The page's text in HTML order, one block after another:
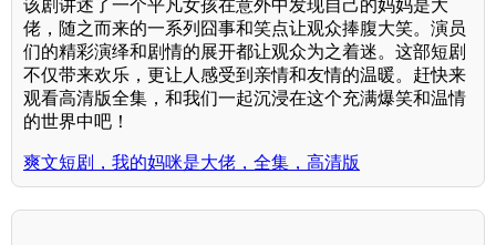
该剧讲述了一个平凡女孩在意外中发现自己的妈妈是大
佬，随之而来的一系列囧事和笑点让观众捧腹大笑。演员
们的精彩演绎和剧情的展开都让观众为之着迷。这部短剧
不仅带来欢乐，更让人感受到亲情和友情的温暖。赶快来
观看高清版全集，和我们一起沉浸在这个充满爆笑和温情
的世界中吧！
爽文短剧，我的妈咪是大佬，全集，高清版